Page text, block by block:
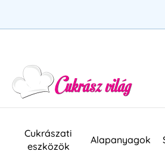
Cukrászati
eszközök
Alapanyagok